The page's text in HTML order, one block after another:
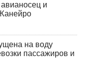
и
на воду
пассажиров и